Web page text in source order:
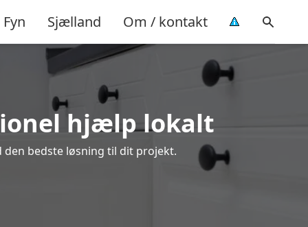
Fyn Sjælland Om / kontakt
hjælp lokalt
den bedste løsning til dit projekt.